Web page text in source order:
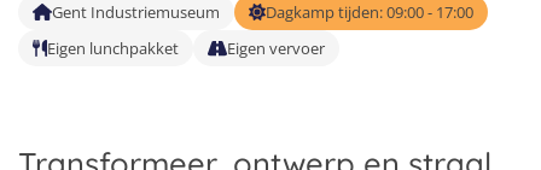
Gent Industriemuseum
Dagkamp tijden: 09:00 - 17:00
Eigen lunchpakket
Eigen vervoer